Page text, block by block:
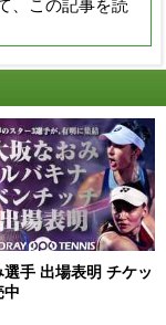
、この記事を読
手 出場表明 チケッ
中